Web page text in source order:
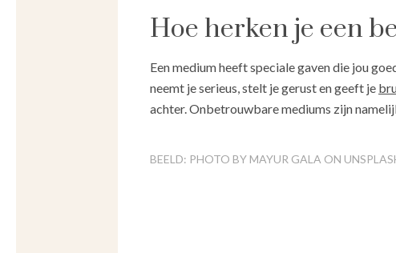
Hoe herken je een
Een medium heeft speciale gaven die jou
neemt je serieus, stelt je gerust en geeft je
achter. Onbetrouwbare mediums zijn
BEELD: PHOTO BY MAYUR GALA ON